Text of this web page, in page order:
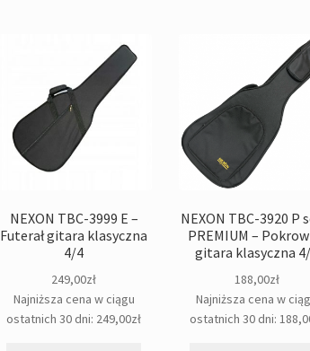
NEXON TBC-3999 E –
Futerał gitara klasyczna
4/4
249,00zł
Najniższa cena w ciągu
ostatnich 30 dni: 249,00zł
NEXON TBC-3920 P
PREMIUM –
gitara klasyczna
188,00zł
Najniższa cena w
ostatnich 30 dni: